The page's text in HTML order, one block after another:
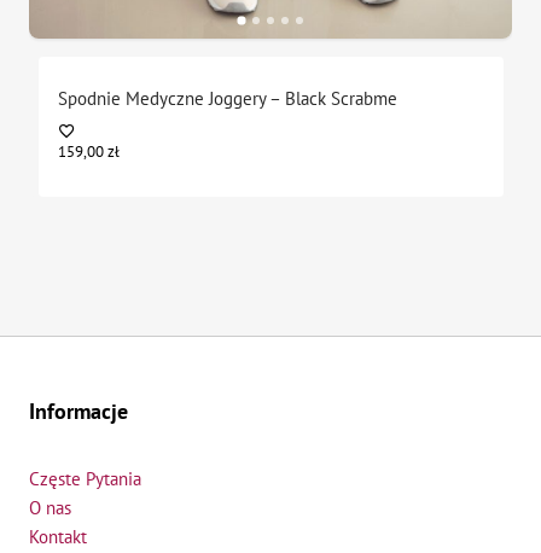
Spodnie Medyczne Joggery – Black Scrabme
159,00zł
Informacje
Częste Pytania
O nas
Kontakt